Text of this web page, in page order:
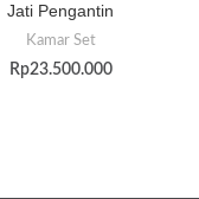
Jati Pengantin
Kamar Set
Rp23.500.000